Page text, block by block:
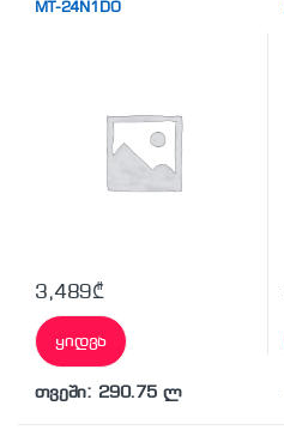
MT-24N1DO
3,489₾
ყიდვა
თვეში: 290.75 ლ